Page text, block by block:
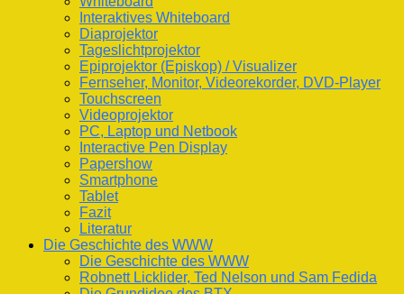
Interaktives Whiteboard
Diaprojektor
Tageslichtprojektor
Epiprojektor (Episkop) / Visualizer
Fernseher, Monitor, Videorekorder, DVD-Player
Touchscreen
Videoprojektor
PC, Laptop und Netbook
Interactive Pen Display
Papershow
Smartphone
Tablet
Fazit
Literatur
Die Geschichte des WWW
Die Geschichte des WWW
Robnett Licklider, Ted Nelson und Sam Fedida